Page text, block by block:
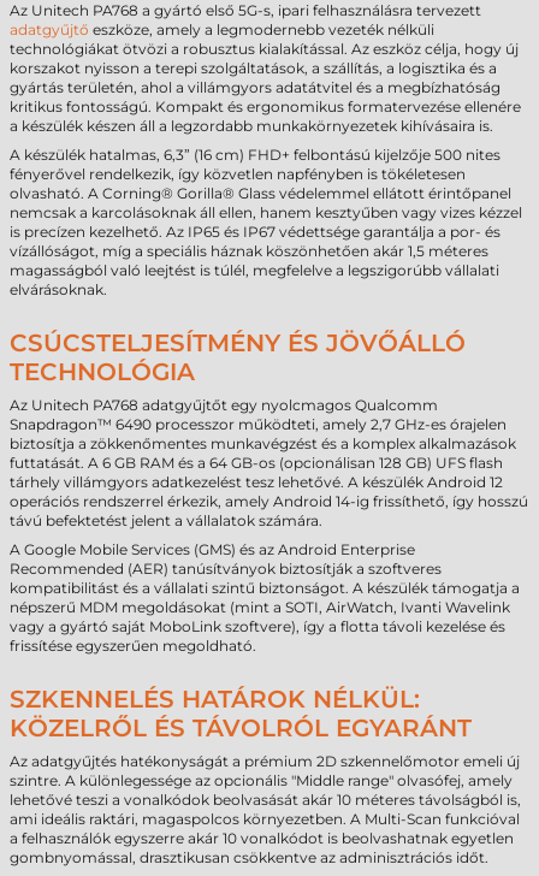
Az Unitech PA768 a gyártó első 5G-s, ipari felhasználásra tervezett
adatgyűjtő eszköze, amely a legmodernebb vezeték nélküli
technológiákat ötvözi a robusztus kialakítással. Az eszköz célja, hogy új
korszakot nyisson a terepi szolgáltatások, a szállítás, a logisztika és a
gyártás területén, ahol a villámgyors adatátvitel és a megbízhatóság
kritikus fontosságú. Kompakt és ergonomikus formatervezése ellenére
a készülék készen áll a legzordabb munkakörnyezetek kihívásaira is.
A készülék hatalmas, 6,3” (16 cm) FHD+ felbontású kijelzője 500 nites
fényerővel rendelkezik, így közvetlen napfényben is tökéletesen
olvasható. A Corning® Gorilla® Glass védelemmel ellátott érintőpanel
nemcsak a karcolásoknak áll ellen, hanem kesztyűben vagy vizes kézzel
is precízen kezelhető. Az IP65 és IP67 védettsége garantálja a por- és
vízállóságot, míg a speciális háznak köszönhetően akár 1,5 méteres
magasságból való leejtést is túlél, megfelelve a legszigorúbb vállalati
elvárásoknak.
CSÚCSTELJESÍTMÉNY ÉS JÖVŐÁLLÓ
TECHNOLÓGIA
Az Unitech PA768 adatgyűjtőt egy nyolcmagos Qualcomm
Snapdragon™ 6490 processzor működteti, amely 2,7 GHz-es órajelen
biztosítja a zökkenőmentes munkavégzést és a komplex alkalmazások
futtatását. A 6 GB RAM és a 64 GB-os (opcionálisan 128 GB) UFS flash
tárhely villámgyors adatkezelést tesz lehetővé. A készülék Android 12
operációs rendszerrel érkezik, amely Android 14-ig frissíthető, így hosszú
távú befektetést jelent a vállalatok számára.
A Google Mobile Services (GMS) és az Android Enterprise
Recommended (AER) tanúsítványok biztosítják a szoftveres
kompatibilitást és a vállalati szintű biztonságot. A készülék támogatja a
népszerű MDM megoldásokat (mint a SOTI, AirWatch, Ivanti Wavelink
vagy a gyártó saját MoboLink szoftvere), így a flotta távoli kezelése és
frissítése egyszerűen megoldható.
SZKENNELÉS HATÁROK NÉLKÜL:
KÖZELRŐL ÉS TÁVOLRÓL EGYARÁNT
Az adatgyűjtés hatékonyságát a prémium 2D szkennelőmotor emeli új
szintre. A különlegessége az opcionális "Middle range" olvasófej, amely
lehetővé teszi a vonalkódok beolvasását akár 10 méteres távolságból is,
ami ideális raktári, magaspolcos környezetben. A Multi-Scan funkcióval
a felhasználók egyszerre akár 10 vonalkódot is beolvashatnak egyetlen
gombnyomással, drasztikusan csökkentve az adminisztrációs időt.